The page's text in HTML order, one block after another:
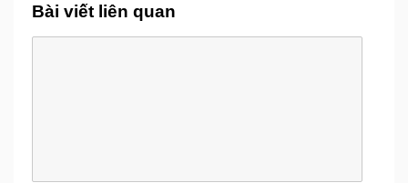
Bài viết liên quan